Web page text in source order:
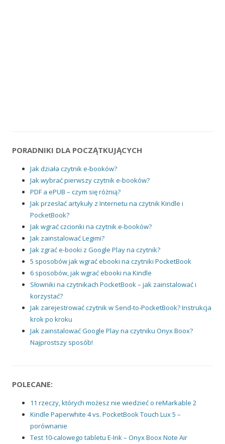
PORADNIKI DLA POCZĄTKUJĄCYCH
Jak działa czytnik e-booków?
Jak wybrać pierwszy czytnik e-booków?
PDF a ePUB – czym się różnią?
Jak przesłać artykuły z Internetu na czytnik Kindle i
PocketBook?
Jak wgrać czcionki na czytnik e-booków?
Jak zainstalować Legimi?
Jak zgrać e-booki z Google Play na czytnik?
5 sposobów jak wgrać ebooki na czytniki PocketBook
6 sposobów, jak wgrać ebooki na Kindle
Słowniki na czytnikach PocketBook – jak zainstalować i
korzystać?
Jak zarejestrować czytnik w Send-to-PocketBook? Instrukcja
krok po kroku
Jak zainstalować Google Play na czytniku Onyx Boox?
Najprostszy sposób!
POLECANE:
11 rzeczy, których możesz nie wiedzieć o reMarkable 2
Kindle Paperwhite 4 vs. PocketBook Touch Lux 5 –
porównanie
Test 10-calowego tabletu E-Ink – Onyx Boox Note Air